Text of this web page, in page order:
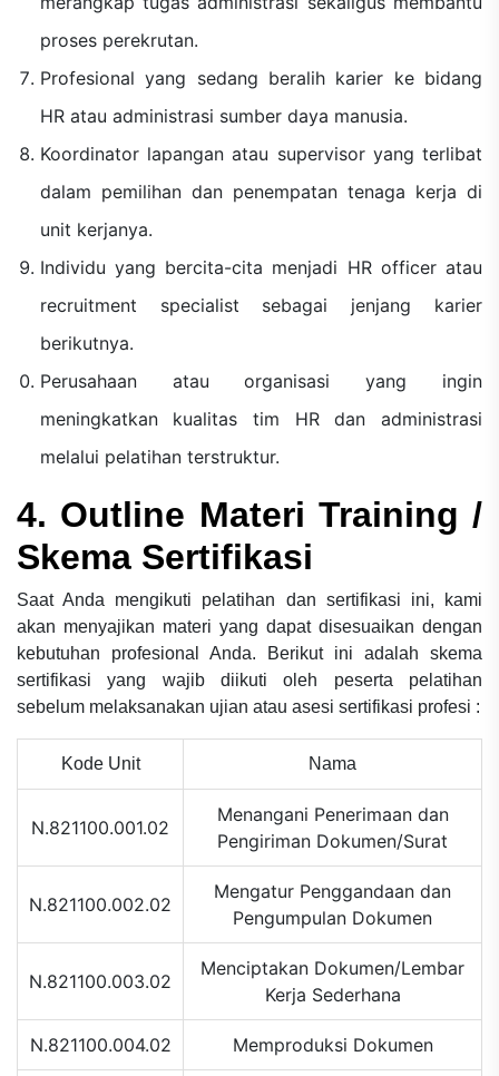
proses perekrutan.
Profesional yang sedang beralih karier ke bidang
HR atau administrasi sumber daya manusia.
Koordinator lapangan atau supervisor yang terlibat
dalam pemilihan dan penempatan tenaga kerja di
unit kerjanya.
Individu yang bercita-cita menjadi HR officer atau
recruitment specialist sebagai jenjang karier
berikutnya.
Perusahaan atau organisasi yang ingin
meningkatkan kualitas tim HR dan administrasi
melalui pelatihan terstruktur.
4. Outline Materi Training /
Skema Sertifikasi
Saat Anda mengikuti pelatihan dan sertifikasi ini, kami
akan menyajikan materi yang dapat disesuaikan dengan
kebutuhan profesional Anda. Berikut ini adalah skema
sertifikasi yang wajib diikuti oleh peserta pelatihan
sebelum melaksanakan ujian atau asesi sertifikasi profesi :
Kode Unit Nama
N.821100.001.02
Menangani Penerimaan dan
Pengiriman Dokumen/Surat
N.821100.002.02
Mengatur Penggandaan dan
Pengumpulan Dokumen
N.821100.003.02
Menciptakan Dokumen/Lembar
Kerja Sederhana
N.821100.004.02 Memproduksi Dokumen